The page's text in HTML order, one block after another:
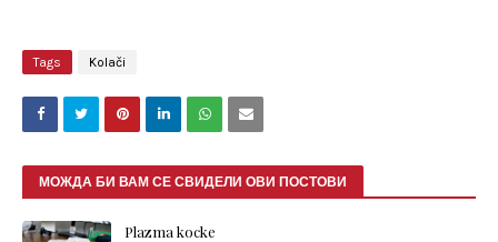
Tags Kolači
МОЖДА БИ ВАМ СЕ СВИДЕЛИ ОВИ ПОСТОВИ
Plazma kocke